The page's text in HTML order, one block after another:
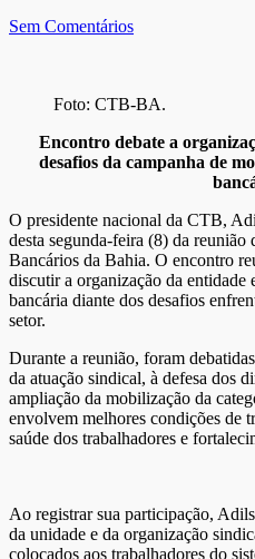
Sem Comentários
Foto: CTB-BA.
Encontro debate a
desafios da campanha de
O presidente nacional da CTB,
desta segunda-feira (8) da
Bancários da Bahia. O encontro
discutir a organização da entidade
bancária diante dos desafios
setor.
Durante a reunião, foram
da atuação sindical, à defesa dos
ampliação da mobilização da
envolvem melhores condições de
saúde dos trabalhadores e
Ao registrar sua participação,
da unidade e da organização
colocados aos trabalhadores do